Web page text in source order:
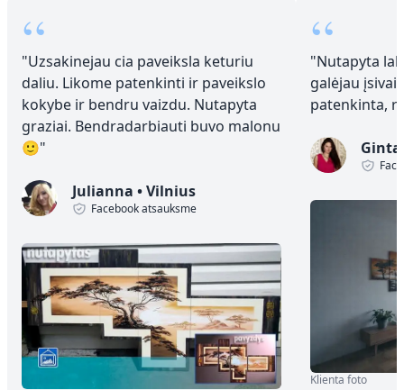
“
"Uzsakinejau cia paveiksla keturiu
daliu. Likome patenkinti ir paveikslo
kokybe ir bendru vaizdu. Nutapyta
graziai. Bendradarbiauti buvo malonu
🙂"
Julianna •Vilnius
Facebook atsauksme
“
"Nutapyta
galėjau
patenkinta,
Klienta foto